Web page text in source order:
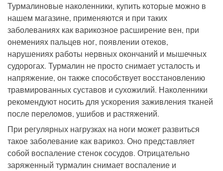
Турмалиновые наколенники, купить которые можно в
нашем магазине, применяются и при таких
заболеваниях как варикозное расширение вен, при
онемениях пальцев ног, появлении отеков,
нарушениях работы нервных окончаний и мышечных
судорогах. Турмалин не просто снимает усталость и
напряжение, он также способствует восстановлению
травмированных суставов и сухожилий. Наколенники
рекомендуют носить для ускорения заживления тканей
после переломов, ушибов и растяжений.
При регулярных нагрузках на ноги может развиться
такое заболевание как варикоз. Оно представляет
собой воспаление стенок сосудов. Отрицательно
заряженный турмалин снимает воспаление и